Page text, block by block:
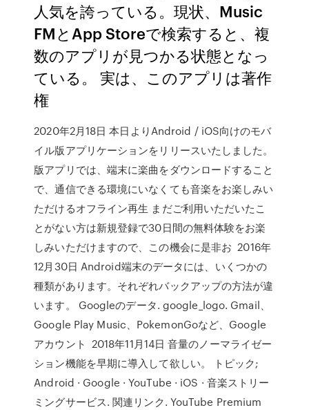
人気を誇っている。現状、Music
FMとApp Storeで検索すると、複
数のアプリが見つかる状態となっ
ている。 実は、このアプリは著作
権
2020年2月18日 本日よりAndroid / iOS向けのモバ
イル版アプリケーションをリリースいたしました。
版アプリでは、端末に楽曲をダウンロードすること
で、通信できる環境にいなくても音楽をお楽しみい
ただけるオフライン再生 まだご利用いただいたこ
とがない方は新規登録で30日間の無料体験をお楽
しみいただけますので、この機会に是非お 2016年
12月30日 Android端末のデータには、いくつかの
種類があります。それぞれバックアップの方法が違
います。 Googleのデータ. google_logo. Gmail、
Google Play Music、PokemonGoなど、Google
アカウント 2018年11月14日 音量のノーマライゼー
ション機能を早期に導入して欲しい。 トピック;
Android · Google · YouTube · iOS · 音楽ストリー
ミングサービス. 関連リンク. YouTube Premium